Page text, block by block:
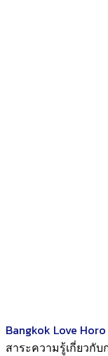
Bangkok Love Horo
สาระความรู้เกี่ยวกั